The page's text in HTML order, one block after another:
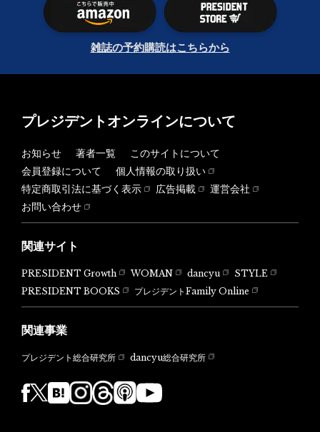
雑誌の予約購読はこちらから
プレジデントオンラインについて
お知らせ 著者一覧
このサイトについて
会員登録について
個人情報の取り扱い
特定商取引法に基づく表示
広告掲載
運営会社
お問い合わせ
関連サイト
PRESIDENT Growth WOMAN dancyu
STYLE
PRESIDENT BOOKS
プレジデントFamily Online
関連事業
プレジデント総合研究所 dancyu総合研究所